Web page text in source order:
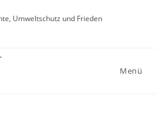
Umweltschutz und Frieden
Menü